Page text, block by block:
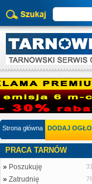
Strona główna DODAJ
PRACA TARNÓW
» Poszukuję
» Zatrudnię